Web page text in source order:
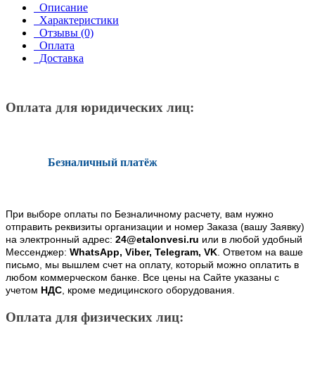
Описание
Характеристики
Отзывы (0)
Оплата
Доставка
Оплата для юридических лиц:
Безналичный платёж
При выборе оплаты по Безналичному расчету, вам нужно
отправить реквизиты организации и номер Заказа (вашу Заявку)
на электронный адрес: 24@etalonvesi.ru или в любой удобный
Мессенджер: WhatsApp, Viber, Telegram, VK. Ответом на ваше
письмо, мы вышлем счет на оплату, который можно оплатить в
любом коммерческом банке. Все цены на Сайте указаны с
учетом НДС, кроме медицинского оборудования.
Оплата для физических лиц: